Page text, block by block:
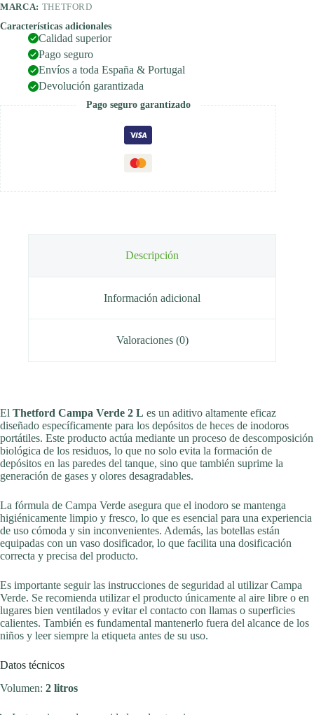
MARCA: THETFORD
Características adicionales
Calidad superior
Pago seguro
Envíos a toda España & Portugal
Devolución garantizada
Pago seguro garantizado
Descripción
Información adicional
Valoraciones (0)
El Thetford Campa Verde 2 L es un aditivo altamente eficaz
diseñado específicamente para los depósitos de heces de inodoros
portátiles. Este producto actúa mediante un proceso de descomposición
biológica de los residuos, lo que no solo evita la formación de
depósitos en las paredes del tanque, sino que también suprime la
generación de gases y olores desagradables.
La fórmula de Campa Verde asegura que el inodoro se mantenga
higiénicamente limpio y fresco, lo que es esencial para una experiencia
de uso cómoda y sin inconvenientes. Además, las botellas están
equipadas con un vaso dosificador, lo que facilita una dosificación
correcta y precisa del producto.
Es importante seguir las instrucciones de seguridad al utilizar Campa
Verde. Se recomienda utilizar el producto únicamente al aire libre o en
lugares bien ventilados y evitar el contacto con llamas o superficies
calientes. También es fundamental mantenerlo fuera del alcance de los
niños y leer siempre la etiqueta antes de su uso.
Datos técnicos
Volumen: 2 litros